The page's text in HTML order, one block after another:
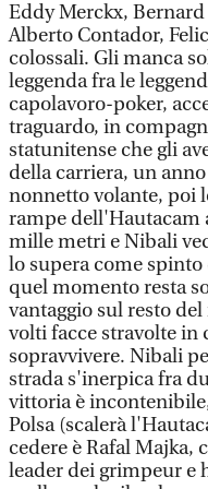
Eddy Merckx,
Alberto Contador,
colossali. Gli manca
leggenda fra le
capolavoro-poker,
traguardo, in
statunitense che gli
della carriera, un
nonnetto volante, poi
rampe dell'Hautacam
mille metri e Nibali
lo supera come
quel momento resta
vantaggio sul resto
volti facce stravolte in
sopravvivere. Nibali
strada s'inerpica fra
vittoria è
Polsa (scalerà
cedere è Rafal Majka,
leader dei grimpeur e